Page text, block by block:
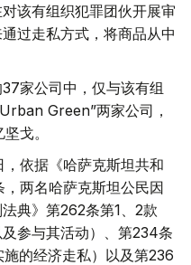
该有组织犯罪团伙开展审
过走私方式，将商品从中
家公司中，仅与该有组
Green”两家公司，
戈。
依据《哈萨克斯坦共和
两名哈萨克斯坦公民因
典》第262条第1、2款
及参与其活动）、第234条
的经济走私）以及第236